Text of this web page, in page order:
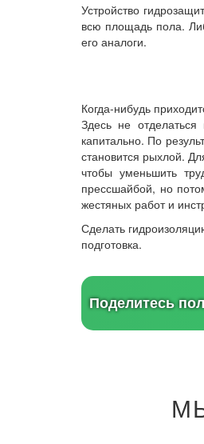
Устройство
всю площадь пола.
его аналоги.
Когда-нибудь
Здесь не
капитально. По
становится рыхлой.
чтобы уменьшить
прессшайбой, но
жестяных работ и
Сделать
подготовка.
Поделитесь